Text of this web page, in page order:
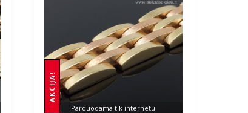
Parduodama tik internetu
AKCIJA!